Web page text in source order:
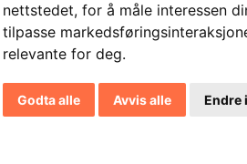
nettstedet, for å måle interessen
tilpasse
relevante for deg.
Godta alle Avvis alle Endre